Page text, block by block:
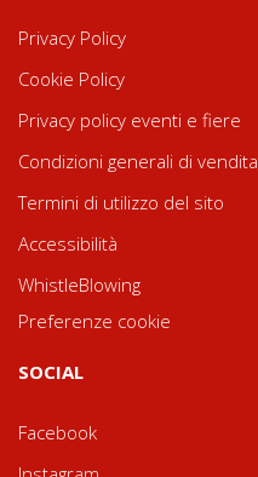
Privacy Policy
Cookie Policy
Privacy policy eventi e fiere
Condizioni generali di vendita
Termini di utilizzo del sito
Accessibilità
WhistleBlowing
Preferenze cookie
SOCIAL
Facebook